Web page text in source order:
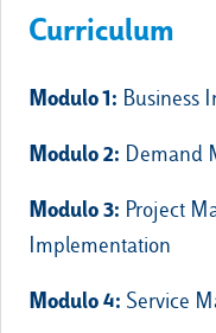
Curriculum
Modulo 1: Business
Modulo 2: Demand
Modulo 3: Project
Implementation
Modulo 4: Service